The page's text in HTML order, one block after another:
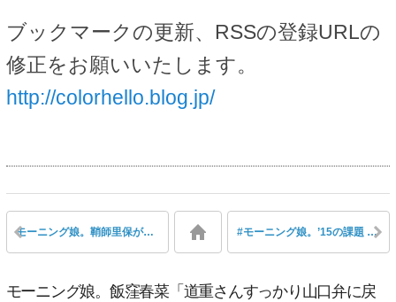
ブックマークの更新、RSSの登録URLの
修正をお願いいたします。
http://colorhello.blog.jp/
モーニング娘。鞘師里保が９期の楽屋で陽気に踊る #モーニング娘。’15の課題 シリーズ「新体制でのリーダーシップ。」「新しい私のポジショニング。」「爆発力。突破力。」
モーニング娘。飯窪春菜「道重さんすっかり山口弁に戻